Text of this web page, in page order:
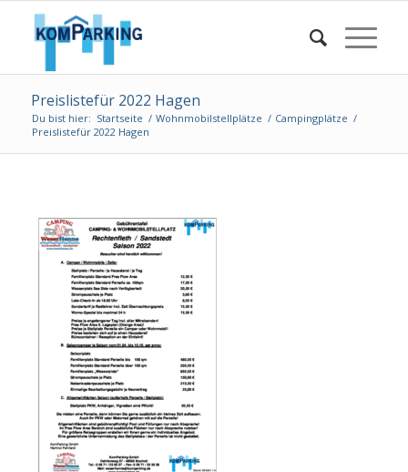
Preislistefür 2022 Hagen
Du bist hier: Startseite / Wohnmobilstellplätze / Campingplätze /
Preislistefür 2022 Hagen